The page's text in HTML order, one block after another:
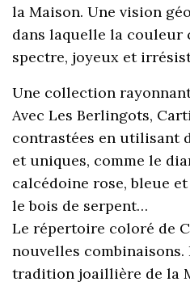
la Maison. Une vision
dans laquelle la couleur
spectre, joyeux et
Une collection
Avec Les Berlingots,
contrastées en utilisant
et uniques, comme le
calcédoine rose, bleue
le bois de serpent…
Le répertoire coloré de
nouvelles combinaisons.
tradition joaillière de la